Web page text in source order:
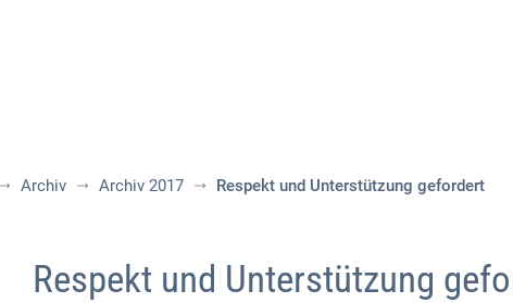
Archiv Archiv 2017 Respekt und Unterstützung gefordert
Respekt und Unterstützung